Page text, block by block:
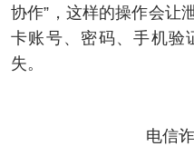
协作”，这样的操作会让
卡账号、密码、手机验
失。
电信